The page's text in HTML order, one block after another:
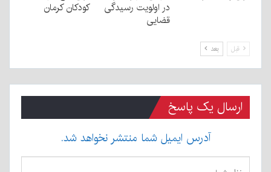
در اولویت رسیدگی
قضایی
کودکان کرمان
قبل بعد
ارسال یک پاسخ
آدرس ایمیل شما منتشر نخواهد شد.